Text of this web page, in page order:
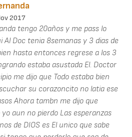
2017
tengo 20años y me pass lo
Al Doc tenia 8semanas y 3 dias de
hasta entonces regrese a los 3
estaba asustada El. Doctor
me dijo que Todo estaba bien
su corazoncito no latia ese
Ahora tambn me dijo que
aun no pierdo Las esperanzas
de DIOS es El unico que sabe